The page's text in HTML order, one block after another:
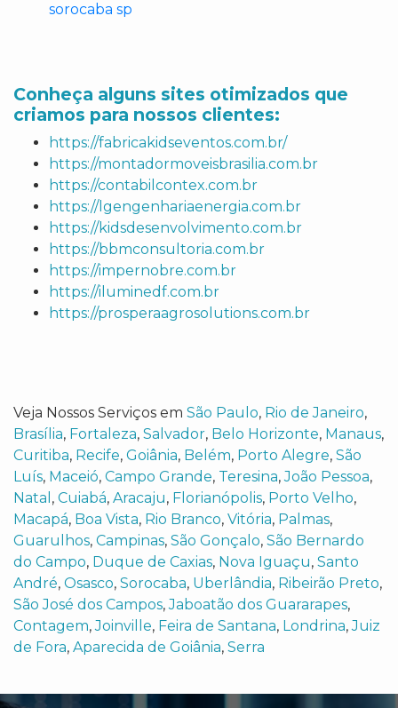
sorocaba sp
Conheça alguns sites otimizados que
criamos para nossos clientes:
https://fabricakidseventos.com.br/
https://montadormoveisbrasilia.com.br
https://contabilcontex.com.br
https://lgengenhariaenergia.com.br
https://kidsdesenvolvimento.com.br
https://bbmconsultoria.com.br
https://impernobre.com.br
https://iluminedf.com.br
https://prosperaagrosolutions.com.br
Veja Nossos Serviços em São Paulo, Rio de Janeiro,
Brasília, Fortaleza, Salvador, Belo Horizonte, Manaus,
Curitiba, Recife, Goiânia, Belém, Porto Alegre, São
Luís, Maceió, Campo Grande, Teresina,João Pessoa,
Natal , Cuiabá, Aracaju, Florianópolis, Porto Velho,
Macapá, Boa Vista, Rio Branco, Vitória, Palmas,
Guarulhos, Campinas, São Gonçalo, São Bernardo
do Campo, Duque de Caxias, Nova Iguaçu, Santo
André, Osasco, Sorocaba, Uberlândia, Ribeirão Preto,
São José dos Campos,Jaboatão dos Guararapes,
Contagem,Joinville, Feira de Santana, Londrina,Juiz
de Fora, Aparecida de Goiânia, Serra